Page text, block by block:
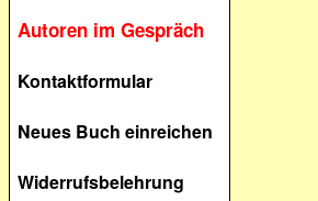
Autoren im Gespräch
Kontaktformular
Neues Buch einreichen
Widerrufsbelehrung